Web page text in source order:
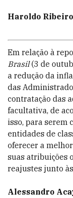
Haroldo Ribeiro
Em relação à
Brasil(3 de
a redução da
das
contratação das
facultativa, de
isso, para serem
entidades de
oferecer a
suas atribuições
reajustes junto
Alessandro